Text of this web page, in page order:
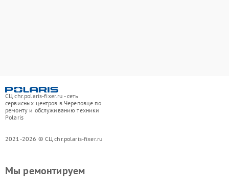
СЦ chr.polaris-fixer.ru - сеть
сервисных центров в Череповце по
ремонту и обслуживанию техники
Polaris
2021-2026 © СЦ chr.polaris-fixer.ru
Мы ремонтируем